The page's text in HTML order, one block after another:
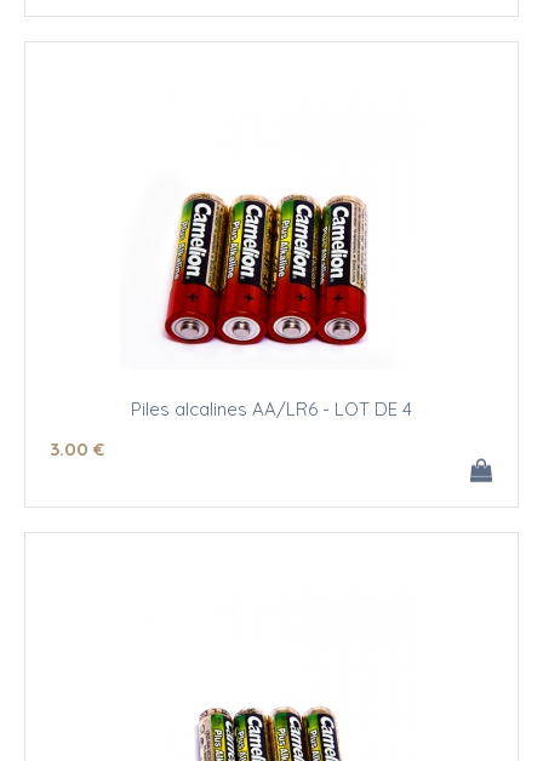
Piles alcalines AA/LR6 - LOT DE 4
3.00 €